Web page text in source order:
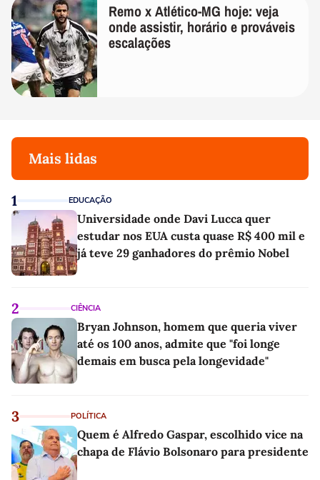
Remo x Atlético-MG hoje: veja
onde assistir, horário e prováveis
escalações
Mais lidas
1 EDUCAÇÃO
Universidade onde Davi Lucca quer
estudar nos EUA custa quase R$ 400 mil e
já teve 29 ganhadores do prêmio Nobel
2 CIÊNCIA
Bryan Johnson, homem que queria viver
até os 100 anos, admite que "foi longe
demais em busca pela longevidade"
3 POLÍTICA
Quem é Alfredo Gaspar, escolhido vice na
chapa de Flávio Bolsonaro para presidente